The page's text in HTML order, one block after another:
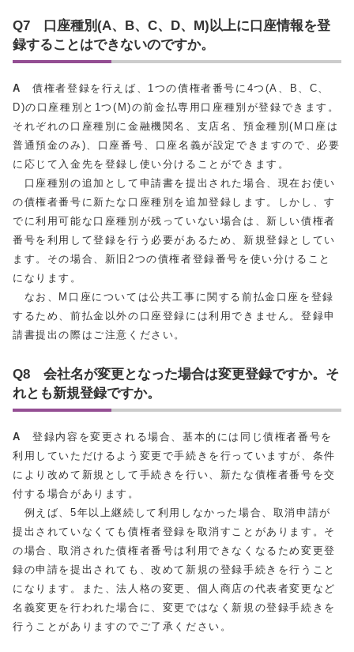
Q7 口座種別(A、B、C、D、M)以上に口座情報を登
録することはできないのですか。
A債権者登録を行えば、1つの債権者番号に4つ(A、B、C、
D)の口座種別と1つ(M)の前金払専用口座種別が登録できます。
それぞれの口座種別に金融機関名、支店名、預金種別(M口座は
普通預金のみ)、口座番号、口座名義が設定できますので、必要
に応じて入金先を登録し使い分けることができます。
口座種別の追加として申請書を提出された場合、現在お使い
の債権者番号に新たな口座種別を追加登録します。しかし、す
でに利用可能な口座種別が残っていない場合は、新しい債権者
番号を利用して登録を行う必要があるため、新規登録としてい
ます。その場合、新旧2つの債権者登録番号を使い分けること
になります。
なお、M口座については公共工事に関する前払金口座を登録
するため、前払金以外の口座登録には利用できません。登録申
請書提出の際はご注意ください。
Q8 会社名が変更となった場合は変更登録ですか。そ
れとも新規登録ですか。
A登録内容を変更される場合、基本的には同じ債権者番号を
利用していただけるよう変更で手続きを行っていますが、条件
により改めて新規として手続きを行い、新たな債権者番号を交
付する場合があります。
例えば、5年以上継続して利用しなかった場合、取消申請が
提出されていなくても債権者登録を取消すことがあります。そ
の場合、取消された債権者番号は利用できなくなるため変更登
録の申請を提出されても、改めて新規の登録手続きを行うこと
になります。また、法人格の変更、個人商店の代表者変更など
名義変更を行われた場合に、変更ではなく新規の登録手続きを
行うことがありますのでご了承ください。